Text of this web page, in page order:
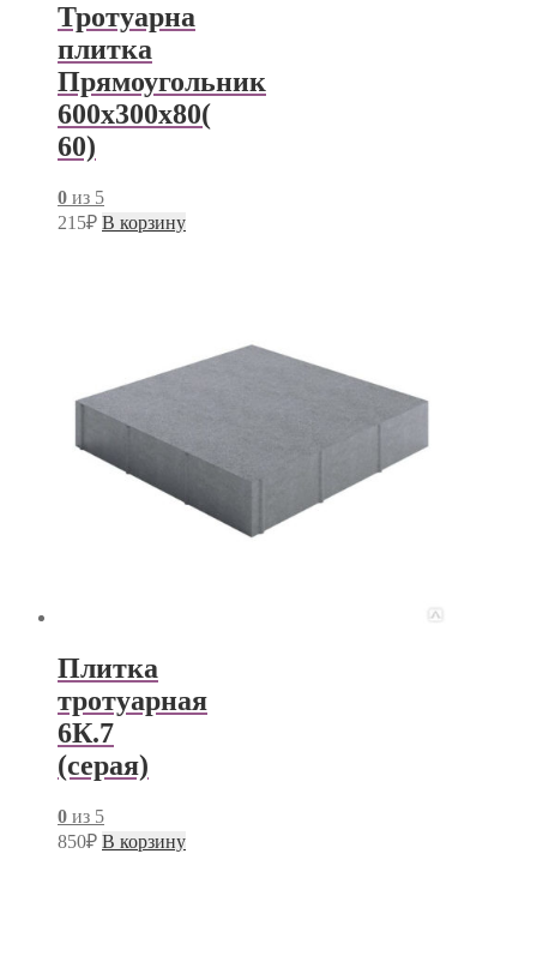
Тротуарна
плитка
Прямоугольник
600х300х80(
60)
0 из 5
215₽ В корзину
Плитка
тротуарная
6К.7
(серая)
0 из 5
850₽ В корзину